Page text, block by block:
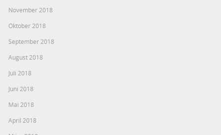
November 2018
Oktober 2018
September 2018
August 2018
Juli 2018
Juni 2018
Mai 2018
April 2018